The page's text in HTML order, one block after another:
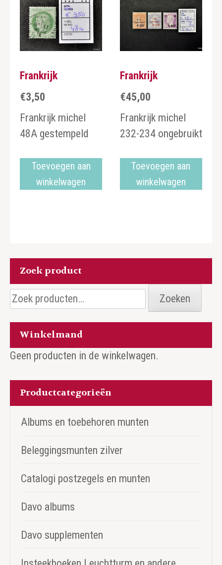
Frankrijk
€3,50
Frankrijk michel
48A gestempeld
Toevoegen aan
winkelwagen
Frankrijk
€45,00
Frankrijk michel
232-234 ongebruikt
Toevoegen aan
winkelwagen
Zoek product
Zoeken
naar:
Zoeken
Winkelmand
Geen producten in de winkelwagen.
Productcategorieën
Albums en toebehoren munten
Beleggingsmunten zilver
Catalogi postzegels en munten
Davo albums
Davo supplementen